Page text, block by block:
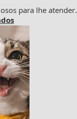
para lhe atender.